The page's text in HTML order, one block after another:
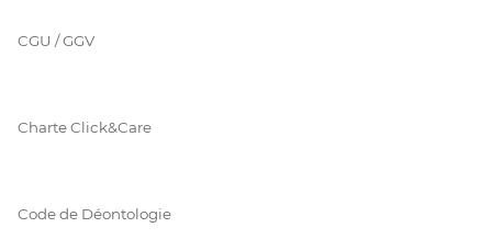
CGU / GGV
Charte Click&Care
Code de Déontologie